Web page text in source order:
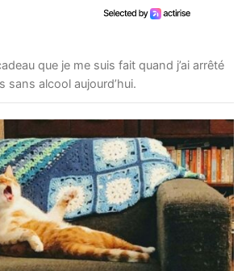
que je me suis fait quand j’ai arrêté
sans alcool aujourd’hui.